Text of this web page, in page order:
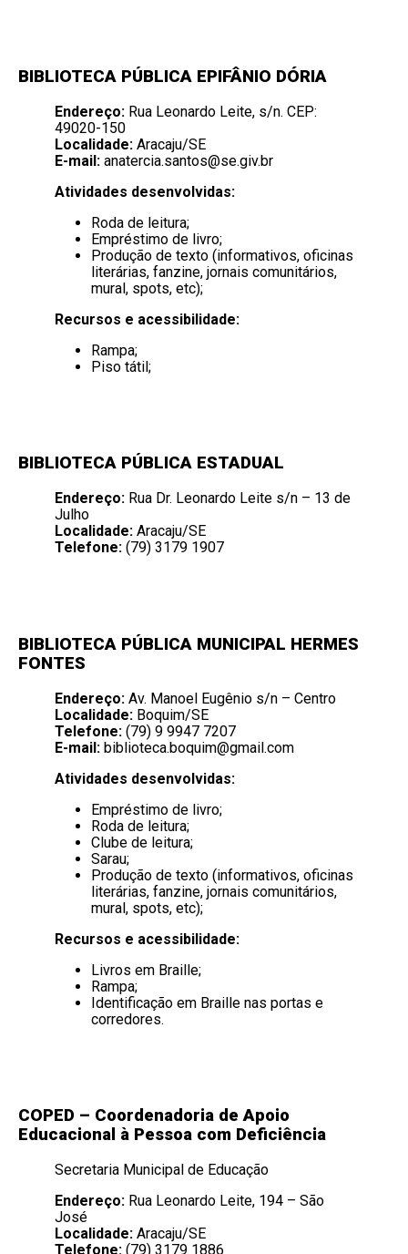
BIBLIOTECA PÚBLICA EPIFÂNIO DÓRIA
Endereço: Rua Leonardo Leite, s/n. CEP:
49020-150
Localidade: Aracaju/SE
E-mail: anatercia.santos@se.giv.br
Atividades desenvolvidas:
Roda de leitura;
Empréstimo de livro;
Produção de texto (informativos, oficinas
literárias, fanzine, jornais comunitários,
mural, spots, etc);
Recursos e acessibilidade:
Rampa;
Piso tátil;
BIBLIOTECA PÚBLICA ESTADUAL
Endereço: Rua Dr. Leonardo Leite s/n – 13 de
Julho
Localidade: Aracaju/SE
Telefone: (79) 3179 1907
BIBLIOTECA PÚBLICA MUNICIPAL HERMES
FONTES
Endereço: Av. Manoel Eugênio s/n – Centro
Localidade: Boquim/SE
Telefone: (79) 9 9947 7207
E-mail: biblioteca.boquim@gmail.com
Atividades desenvolvidas:
Empréstimo de livro;
Roda de leitura;
Clube de leitura;
Sarau;
Produção de texto (informativos, oficinas
literárias, fanzine, jornais comunitários,
mural, spots, etc);
Recursos e acessibilidade:
Livros em Braille;
Rampa;
Identificação em Braille nas portas e
corredores.
COPED – Coordenadoria de Apoio
Educacional à Pessoa com Deficiência
Secretaria Municipal de Educação
Endereço: Rua Leonardo Leite, 194 – São
José
Localidade: Aracaju/SE
Telefone: (79) 3179 1886